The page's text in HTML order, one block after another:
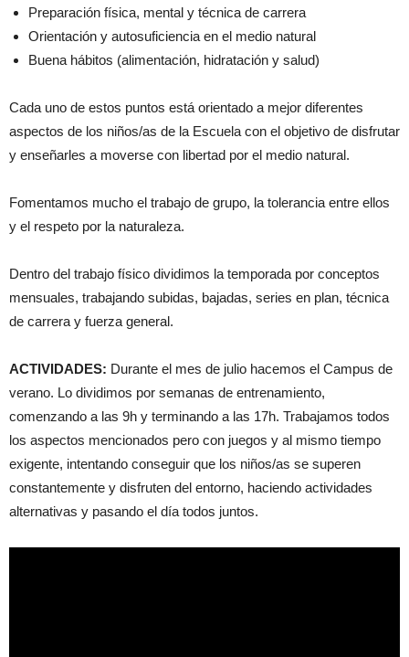
Preparación física, mental y técnica de carrera
Orientación y autosuficiencia en el medio natural
Buena hábitos (alimentación, hidratación y salud)
Cada uno de estos puntos está orientado a mejor diferentes
aspectos de los niños/as de la Escuela con el objetivo de disfrutar
y enseñarles a moverse con libertad por el medio natural.
Fomentamos mucho el trabajo de grupo, la tolerancia entre ellos
y el respeto por la naturaleza.
Dentro del trabajo físico dividimos la temporada por conceptos
mensuales, trabajando subidas, bajadas, series en plan, técnica
de carrera y fuerza general.
ACTIVIDADES: Durante el mes de julio hacemos el Campus de
verano. Lo dividimos por semanas de entrenamiento,
comenzando a las 9h y terminando a las 17h. Trabajamos todos
los aspectos mencionados pero con juegos y al mismo tiempo
exigente, intentando conseguir que los niños/as se superen
constantemente y disfruten del entorno, haciendo actividades
alternativas y pasando el día todos juntos.